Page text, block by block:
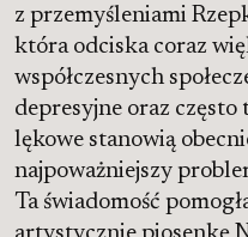
z przemyśleniami
która odciska coraz
współczesnych
depresyjne oraz często
lękowe stanowią
najpoważniejszy
Ta świadomość